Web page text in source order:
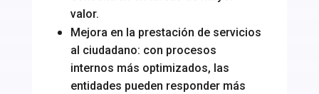
valor.
Mejora en la prestación de servicios
al ciudadano: con procesos
internos más optimizados, las
entidades pueden responder más